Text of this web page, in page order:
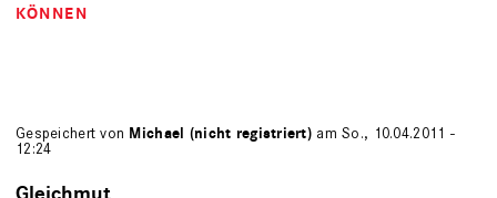
KÖNNEN
Gespeichert von Michael (nicht registriert) am So., 10.04.2011 -
12:24